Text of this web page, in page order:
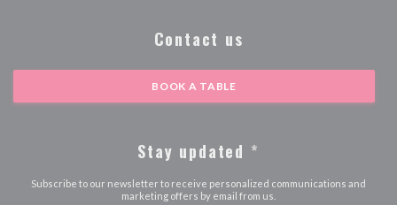
Contact us
BOOK A TABLE
Stay updated *
Subscribe to our newsletter to receive personalized communications and
marketing offers by email from us.